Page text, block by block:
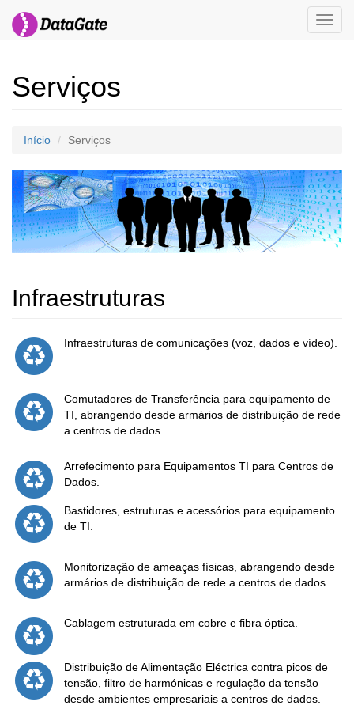
Serviços
Início Serviços
Infraestruturas
Infraestruturas de comunicações (voz, dados e vídeo).
Comutadores de Transferência para equipamento de
TI, abrangendo desde armários de distribuição de rede
a centros de dados.
Arrefecimento para Equipamentos TI para Centros de
Dados.
Bastidores, estruturas e acessórios para equipamento
de TI.
Monitorização de ameaças físicas, abrangendo desde
armários de distribuição de rede a centros de dados.
Cablagem estruturada em cobre e fibra óptica.
Distribuição de Alimentação Eléctrica contra picos de
tensão, filtro de harmónicas e regulação da tensão
desde ambientes empresariais a centros de dados.